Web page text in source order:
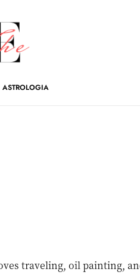
ASTROLOGIA
traveling, oil painting,